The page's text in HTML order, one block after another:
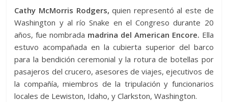
Cathy McMorris Rodgers, quien representó al este de
Washington y al río Snake en el Congreso durante 20
años, fue nombrada madrina del American Encore. Ella
estuvo acompañada en la cubierta superior del barco
para la bendición ceremonial y la rotura de botellas por
pasajeros del crucero, asesores de viajes, ejecutivos de
la compañía, miembros de la tripulación y funcionarios
locales de Lewiston, Idaho, y Clarkston, Washington.